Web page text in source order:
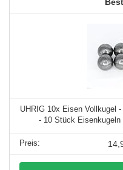
UHRIG 10x Eisen Vollkugel
- 10 Stück Eisenkugeln